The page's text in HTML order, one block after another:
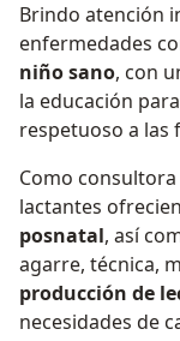
Brindo atención
enfermedades
niño sano, con
la educación
respetuoso a las
Como
lactantes
posnatal, así
agarre, técnica,
producción de
necesidades de